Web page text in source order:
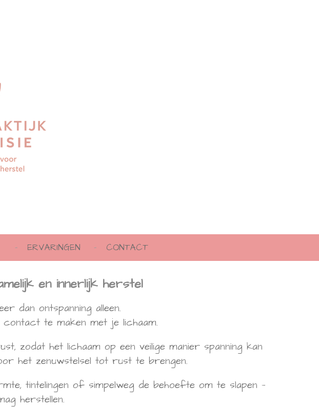
ERVARINGEN CONTACT
en innerlijk herstel
dan ontspanning alleen.
te maken met je lichaam.
zodat het lichaam op een veilige manier spanning kan
het zenuwstelsel tot rust te brengen.
tintelingen of simpelweg de behoefte om te slapen —
herstellen.